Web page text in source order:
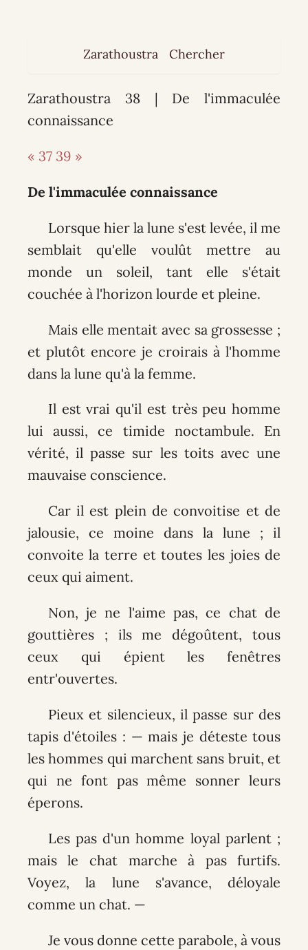
Zarathoustra Chercher
Zarathoustra 38 | De l'immaculée
connaissance
« 37 39 »
De l'immaculée connaissance
Lorsque hier la lune s'est levée, il me
semblait qu'elle voulût mettre au
monde un soleil, tant elle s'était
couchée à l'horizon lourde et pleine.
Mais elle mentait avec sa grossesse ;
et plutôt encore je croirais à l'homme
dans la lune qu'à la femme.
Il est vrai qu'il est très peu homme
lui aussi, ce timide noctambule. En
vérité, il passe sur les toits avec une
mauvaise conscience.
Car il est plein de convoitise et de
jalousie, ce moine dans la lune ; il
convoite la terre et toutes les joies de
ceux qui aiment.
Non, je ne l'aime pas, ce chat de
gouttières ; ils me dégoûtent, tous
ceux qui épient les fenêtres
entr'ouvertes.
Pieux et silencieux, il passe sur des
tapis d'étoiles : — mais je déteste tous
les hommes qui marchent sans bruit, et
qui ne font pas même sonner leurs
éperons.
Les pas d'un homme loyal parlent ;
mais le chat marche à pas furtifs.
Voyez, la lune s'avance, déloyale
comme un chat. —
Je vous donne cette parabole, à vous